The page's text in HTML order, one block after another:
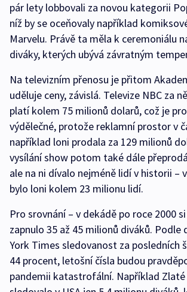
pár lety lobbovali za novou kategorii
níž by se oceňovaly například
Marvelu. Právě ta měla k ceremoniálu
diváky, kterých ubývá závratným
Na televizním přenosu je přitom
uděluje ceny, závislá. Televize NBC za
platí kolem 75 milionů dolarů, což je
výdělečné, protože reklamní prostor v
například loni prodala za 129 milionů
vysílání show potom také dále
ale na ni dívalo nejméně lidí v historii –
bylo loni kolem 23 milionu lidí.
Pro srovnání – v dekádě po roce 2000
zapnulo 35 až 45 milionů diváků. Podle
York Times sledovanost za posledních
44 procent, letošní čísla budou
pandemii katastrofální. Například